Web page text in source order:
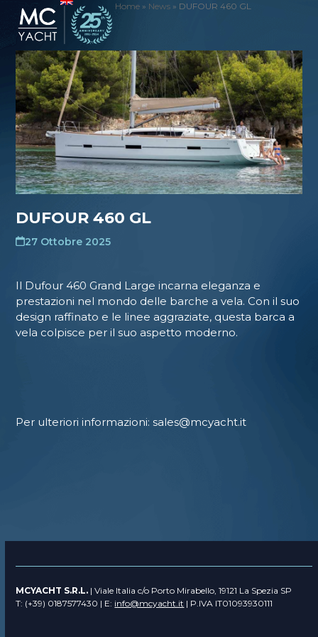
Skip
content
Open
menu
Close
menu
Home» News» DUFOUR 460 GL
DUFOUR 460 GL
27 Ottobre 2025
Il Dufour 460 Grand Large incarna eleganza e
prestazioni nel mondo delle barche a vela. Con il suo
design raffinato e le linee aggraziate, questa barca a
vela colpisce per il suo aspetto moderno.
Per ulteriori informazioni: sales@mcyacht.it
MCYACHT S.R.L. | Viale Italia c/o Porto Mirabello, 19121 La Spezia SP
T: (+39) 0187577430 | E: info@mcyacht.it | P.IVA IT01093930111